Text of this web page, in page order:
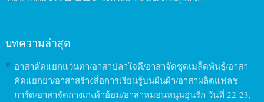
บทความล่าสุด
อาสาคัดแยกแว่นตา/อาสาปลาใจดี/อาสาจัดชุดเมล็ดพันธุ์/อาสา
คัดแยกยา/อาสาสร้างสื่อการเรียนรู้บนผืนผ้า/อาสาผลิตแฟลช
การ์ด/อาสาจัดกางเกงผ้าอ้อม/อาสาหมอนหนุนอุ่นรัก วันที่ 22-23,